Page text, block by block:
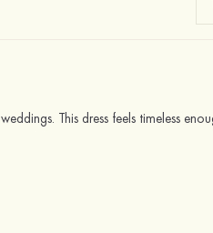
This dress feels timeless